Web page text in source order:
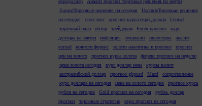
евродоллар
Анализ прогноз торговые решения по нефти
EurusdТорговые решения на сегодня
UscrudeТорговые решения
на сегодня
стоп-лосс прогноз курса евро доллар
Ltcusd
торговый план
обзор трейдерам Forex прогноз
курс
доллара на завтра
инфляция теханализ инвесторы
анализ
eurusd
новости форекс золото аналитика и прогноз
прогноз
цен на золото
прогноз курса золота
форекс прогноз на неделю
цена золота сегодня
курс доллар иена
курсы валют
австралийский доллар
прогноз gbpusd Macd
сопротивление
курс доллара на сегодня
цена на золото сегодня
прогноз курса
рубля на сегодня
Gold прогноз на сегодня
рубль доллар
прогноз
торговые стратегии
евро прогноз на сегодня